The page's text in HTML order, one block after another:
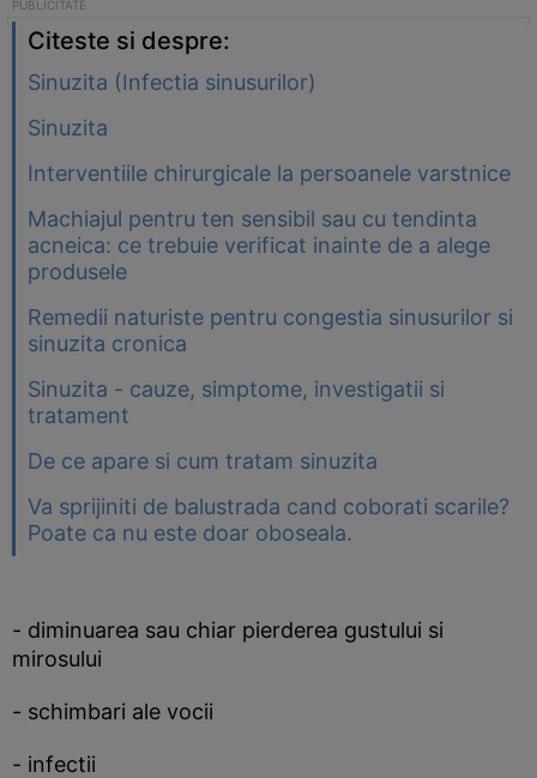
Citeste si despre:
Sinuzita (Infectia sinusurilor)
Sinuzita
Interventiile chirurgicale la persoanele varstnice
Machiajul pentru ten sensibil sau cu tendinta
acneica: ce trebuie verificat inainte de a alege
produsele
Remedii naturiste pentru congestia sinusurilor si
sinuzita cronica
Sinuzita - cauze, simptome, investigatii si
tratament
De ce apare si cum tratam sinuzita
Va sprijiniti de balustrada cand coborati scarile?
Poate ca nu este doar oboseala.
- diminuarea sau chiar pierderea gustului si
mirosului
- schimbari ale vocii
- infectii